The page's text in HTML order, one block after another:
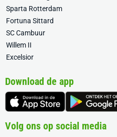
Sparta Rotterdam
Fortuna Sittard
SC Cambuur
Willem II
Excelsior
Download de app
Volg ons op social media